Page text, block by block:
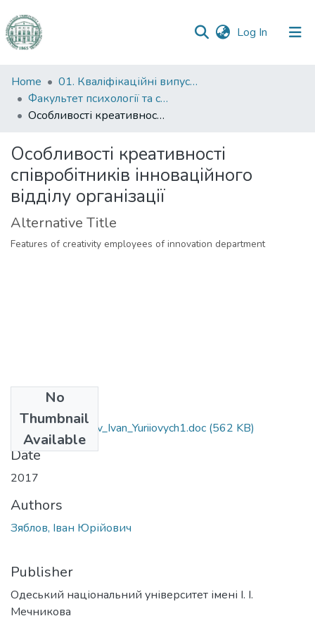
Log In (current)
Communities
&
Collections
Statistics
Home
01. Кваліфікаційні випускні роботи здобувачів вищої освіти
Факультет психології та соціальної роботи
Особливості креативності співробітників інноваційного відділу організації
Особливості креативності
співробітників інноваційного
відділу організації
Alternative Title
Features of creativity employees of innovation department
No
Thumbnail
Available
6.030102_Ziablov_Ivan_Yuriiovych1.doc (562 KB)
Date
2017
Authors
Зяблов, Іван Юрійович
Publisher
Одеський національний університет імені І. І.
Мечникова